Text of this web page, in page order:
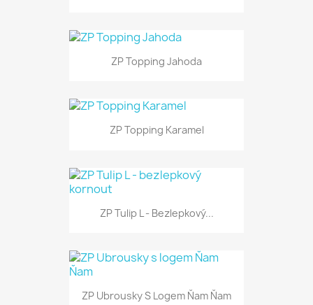
ZP Topping Jahoda
ZP Topping Karamel
ZP Tulip L - Bezlepkový...
ZP Ubrousky S Logem Ňam Ňam